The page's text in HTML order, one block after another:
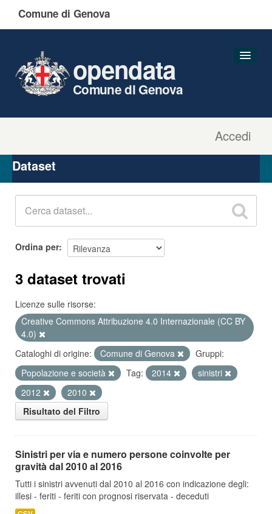
Comune di Genova
Accedi
opendata
Comune di Genova
Organizzazioni
Gruppi
Dataset
Ordina per
3 dataset trovati
Licenze sulle risorse:
Creative Commons Attribuzione 4.0 Internazionale (CC BY
4.0)
Cataloghi di origine:
Comune di Genova
Gruppi:
Popolazione e società
Tag: 2014
sinistri
2012
2010
Risultato del Filtro
Sinistri per via e numero persone coinvolte per
gravità dal 2010 al 2016
Tutti i sinistri avvenuti dal 2010 al 2016 con indicazione degli:
illesi - feriti - feriti con prognosi riservata - deceduti